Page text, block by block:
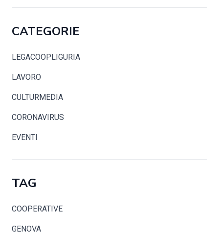
CATEGORIE
LEGACOOPLIGURIA
LAVORO
CULTURMEDIA
CORONAVIRUS
EVENTI
TAG
COOPERATIVE
GENOVA